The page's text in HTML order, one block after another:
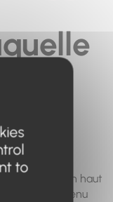
à
recherche en haut
le contenu
to